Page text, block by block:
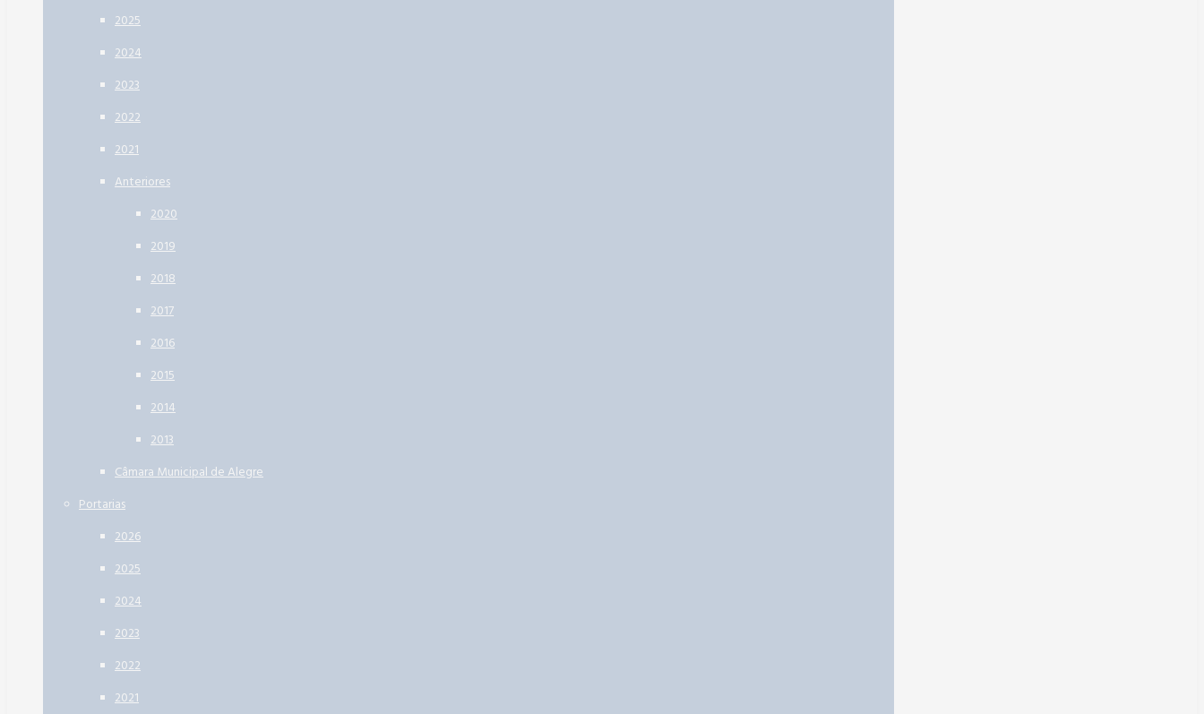
2025
2024
2023
2022
2021
Anteriores
2020
2019
2018
2017
2016
2015
2014
2013
Câmara Municipal de Alegre
Portarias
2026
2025
2024
2023
2022
2021